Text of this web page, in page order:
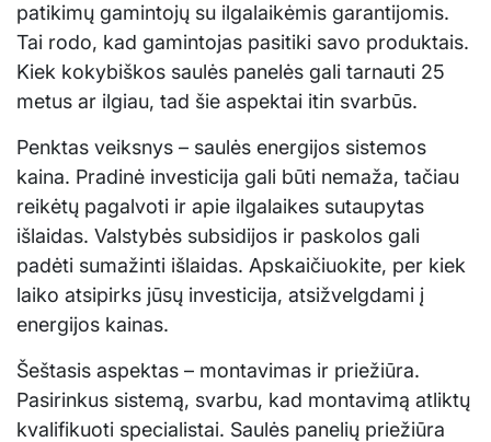
patikimų gamintojų su ilgalaikėmis garantijomis.
Tai rodo, kad gamintojas pasitiki savo produktais.
Kiek kokybiškos saulės panelės gali tarnauti 25
metus ar ilgiau, tad šie aspektai itin svarbūs.
Penktas veiksnys – saulės energijos sistemos
kaina. Pradinė investicija gali būti nemaža, tačiau
reikėtų pagalvoti ir apie ilgalaikes sutaupytas
išlaidas. Valstybės subsidijos ir paskolos gali
padėti sumažinti išlaidas. Apskaičiuokite, per kiek
laiko atsipirks jūsų investicija, atsižvelgdami į
energijos kainas.
Šeštasis aspektas – montavimas ir priežiūra.
Pasirinkus sistemą, svarbu, kad montavimą atliktų
kvalifikuoti specialistai. Saulės panelių priežiūra